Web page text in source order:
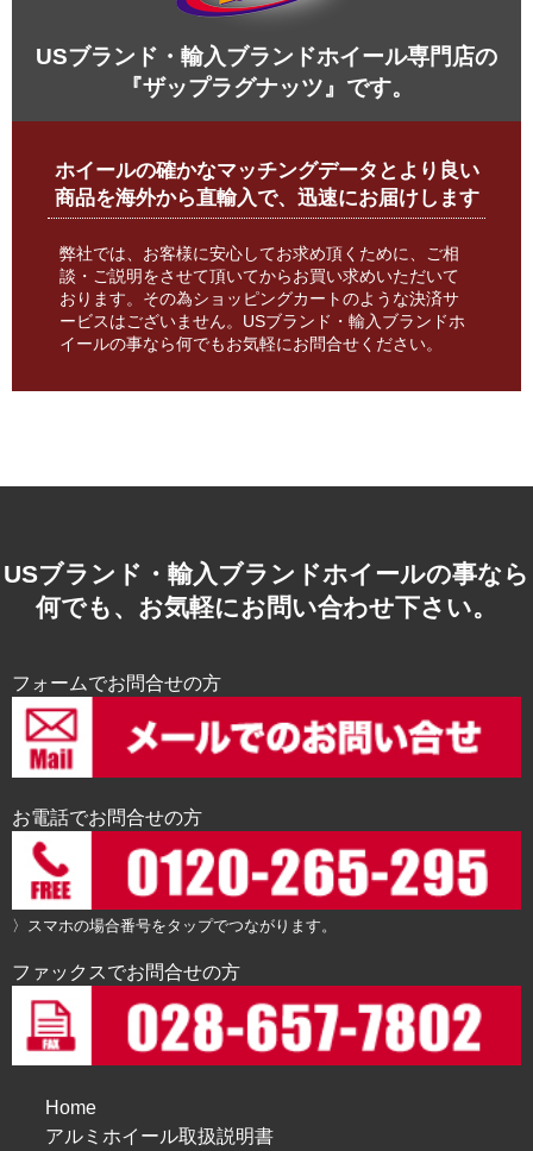
USブランド・輸入ブランドホイール専門店の
『ザップラグナッツ』です。
ホイールの確かなマッチングデータとより良い
商品を海外から直輸入で、迅速にお届けします
弊社では、お客様に安心してお求め頂くために、ご相
談・ご説明をさせて頂いてからお買い求めいただいて
おります。その為ショッピングカートのような決済サ
ービスはございません。USブランド・輸入ブランドホ
イールの事なら何でもお気軽にお問合せください。
USブランド・輸入ブランドホイールの事なら
何でも、お気軽にお問い合わせ下さい。
フォームでお問合せの方
お電話でお問合せの方
〉スマホの場合番号をタップでつながります。
ファックスでお問合せの方
Home
アルミホイール取扱説明書